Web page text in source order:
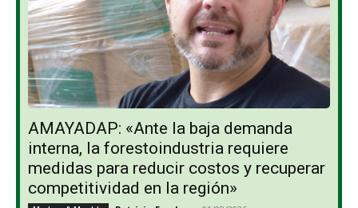
AMAYADAP: «Ante la baja demanda
interna, la forestoindustria requiere
medidas para reducir costos y recuperar
competitividad en la región»